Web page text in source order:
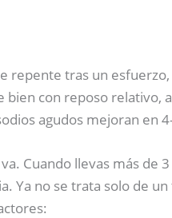
repente tras un
con reposo relativo,
agudos mejoran en
Cuando llevas más de
Ya no se trata solo de